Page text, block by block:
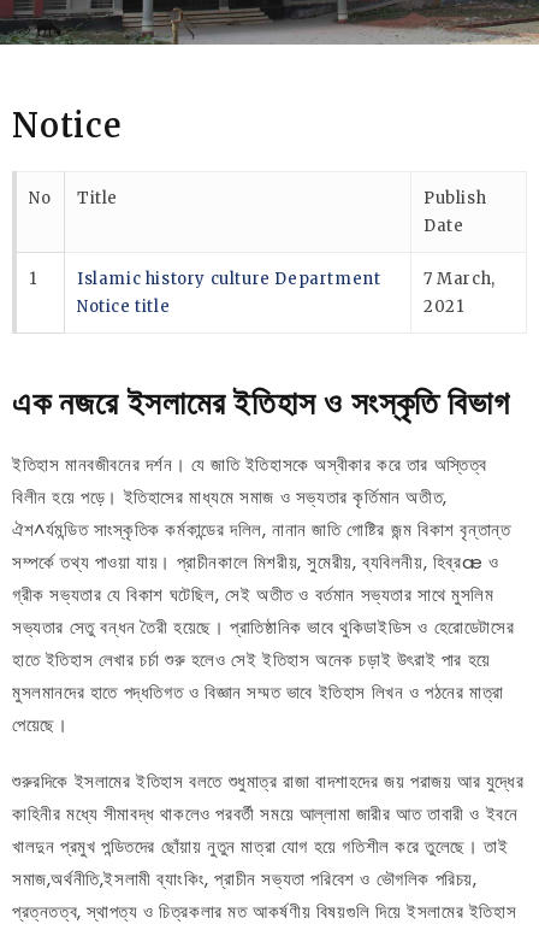
Notice
No Title
Publish
Date
1
Islamic history culture Department
Notice title
7 March,
2021
এক নজরে ইসলামের ইতিহাস ও সংস্কৃতি বিভাগ
ইতিহাস মানবজীবনের দর্শন। যে জাতি ইতিহাসকে অস্বীকার করে তার অস্তিত্ব
বিলীন হয়ে পড়ে। ইতিহাসের মাধ্যমে সমাজ ও সভ্যতার কৃর্তিমান অতীত,
ঐশ^র্যমন্ডিত সাংস্কৃতিক কর্মকান্ডের দলিল, নানান জাতি গোষ্টির জন্ম বিকাশ বৃন্তান্ত
সম্পর্কে তথ্য পাওয়া যায়। প্রাচীনকালে মিশরীয়, সুমেরীয়, ব্যবিলনীয়, হিব্রæ ও
গ্রীক সভ্যতার যে বিকাশ ঘটেছিল, সেই অতীত ও বর্তমান সভ্যতার সাথে মুসলিম
সভ্যতার সেতু বন্ধন তৈরী হয়েছে। প্রাতিষ্ঠানিক ভাবে থুকিডাইডিস ও হেরোডেটাসের
হাতে ইতিহাস লেখার চর্চা শুরু হলেও সেই ইতিহাস অনেক চড়াই উৎরাই পার হয়ে
মুসলমানদের হাতে পদ্ধতিগত ও বিজ্ঞান সম্মত ভাবে ইতিহাস লিখন ও পঠনের মাত্রা
পেয়েছে।
শুরুরদিকে ইসলামের ইতিহাস বলতে শুধুমাত্র রাজা বাদশাহদের জয় পরাজয় আর যুদ্ধের
কাহিনীর মধ্যে সীমাবদ্ধ থাকলেও পরবর্তী সময়ে আল্লামা জারীর আত তাবারী ও ইবনে
খালদুন প্রমুখ পন্ডিতদের ছোঁয়ায় নুতুন মাত্রা যোগ হয়ে গতিশীল করে তুলেছে। তাই
সমাজ,অর্থনীতি,ইসলামী ব্যাংকিং, প্রাচীন সভ্যতা পরিবেশ ও ভৌগলিক পরিচয়,
প্রত্নতত্ব, স্থাপত্য ও চিত্রকলার মত আকর্ষণীয় বিষয়গুলি দিয়ে ইসলামের ইতিহাস